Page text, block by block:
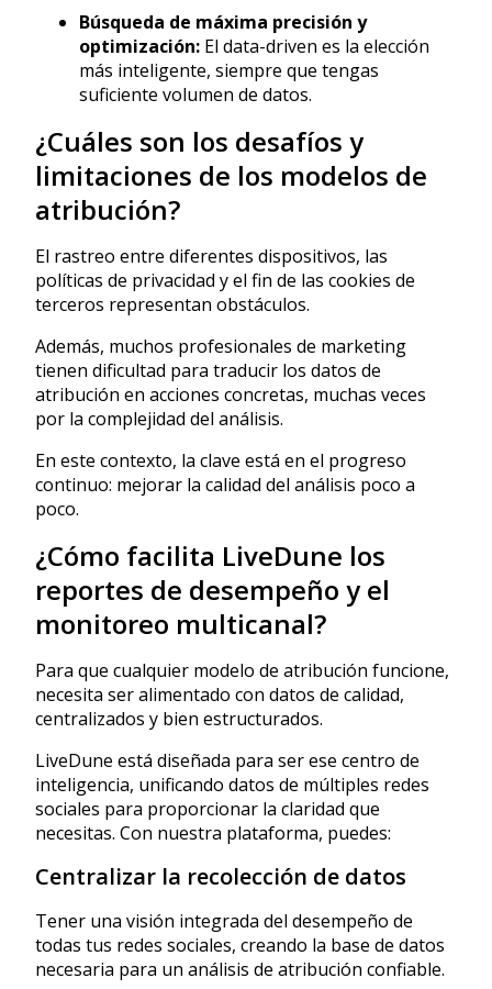
Búsqueda de máxima precisión y
optimización: El data-driven es la elección
más inteligente, siempre que tengas
suficiente volumen de datos.
¿Cuáles son los desafíos y
limitaciones de los modelos de
atribución?
El rastreo entre diferentes dispositivos, las
políticas de privacidad y el fin de las cookies de
terceros representan obstáculos.
Además, muchos profesionales de marketing
tienen dificultad para traducir los datos de
atribución en acciones concretas, muchas veces
por la complejidad del análisis.
En este contexto, la clave está en el progreso
continuo: mejorar la calidad del análisis poco a
poco.
¿Cómo facilita LiveDune los
reportes de desempeño y el
monitoreo multicanal?
Para que cualquier modelo de atribución funcione,
necesita ser alimentado con datos de calidad,
centralizados y bien estructurados.
LiveDune está diseñada para ser ese centro de
inteligencia, unificando datos de múltiples redes
sociales para proporcionar la claridad que
necesitas. Con nuestra plataforma, puedes:
Centralizar la recolección de datos
Tener una visión integrada del desempeño de
todas tus redes sociales, creando la base de datos
necesaria para un análisis de atribución confiable.